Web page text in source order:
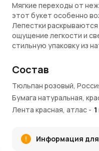
Мягкие переходы от
этот букет особенно
Лепестки
ощущение легкости и
стильную упаковку из
композиция смотрится
перегружая внимание
Символика розово-
Розовые и белые
чувства.
Состав
Тюльпан розовый,
Бумага натуральная,
Лента красная, атлас - 1
Информация